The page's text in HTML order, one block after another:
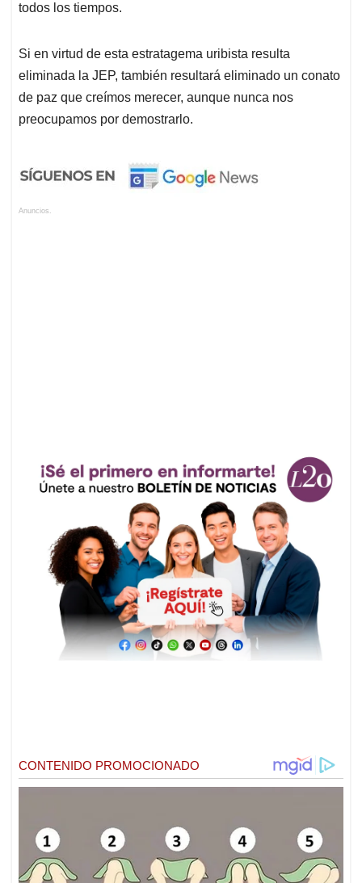
todos los tiempos.
Si en virtud de esta estratagema uribista resulta
eliminada la JEP, también resultará eliminado un conato
de paz que creímos merecer, aunque nunca nos
preocupamos por demostrarlo.
Anuncios.